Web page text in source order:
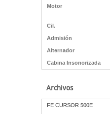
Motor
Cil.
Admisión
Alternador
Cabina Insonorizada
Archivos
FE CURSOR 500E